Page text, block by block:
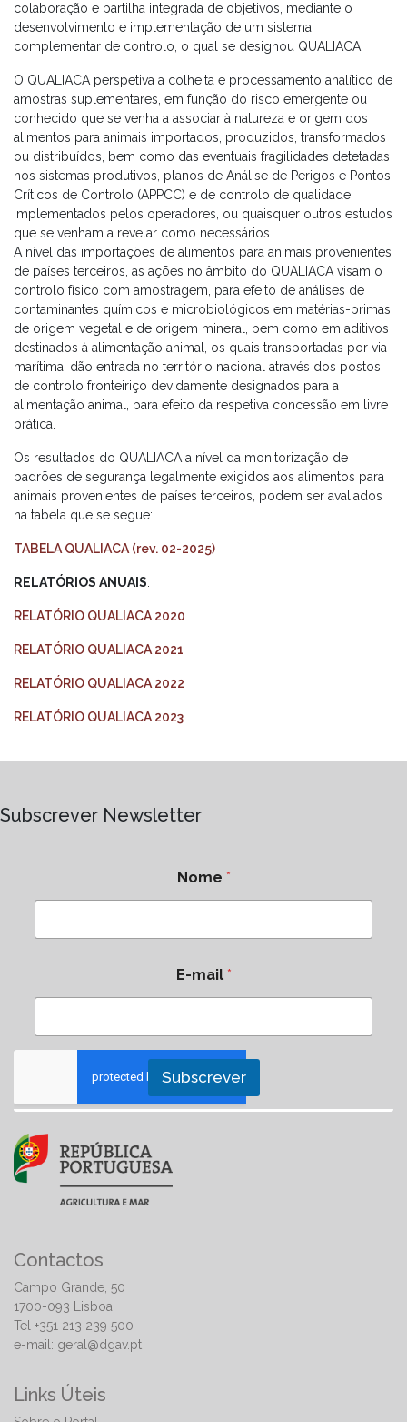
colaboração e partilha integrada de objetivos, mediante o
desenvolvimento e implementação de um sistema
complementar de controlo, o qual se designou QUALIACA.
O QUALIACA perspetiva a colheita e processamento analítico de
amostras suplementares, em função do risco emergente ou
conhecido que se venha a associar à natureza e origem dos
alimentos para animais importados, produzidos, transformados
ou distribuídos, bem como das eventuais fragilidades detetadas
nos sistemas produtivos, planos de Análise de Perigos e Pontos
Críticos de Controlo (APPCC) e de controlo de qualidade
implementados pelos operadores, ou quaisquer outros estudos
que se venham a revelar como necessários.
A nível das importações de alimentos para animais provenientes
de países terceiros, as ações no âmbito do QUALIACA visam o
controlo físico com amostragem, para efeito de análises de
contaminantes químicos e microbiológicos em matérias-primas
de origem vegetal e de origem mineral, bem como em aditivos
destinados à alimentação animal, os quais transportadas por via
marítima, dão entrada no território nacional através dos postos
de controlo fronteiriço devidamente designados para a
alimentação animal, para efeito da respetiva concessão em livre
prática.
Os resultados do QUALIACA a nível da monitorização de
padrões de segurança legalmente exigidos aos alimentos para
animais provenientes de países terceiros, podem ser avaliados
na tabela que se segue:
TABELA QUALIACA (rev. 02-2025)
RELATÓRIOS ANUAIS:
RELATÓRIO QUALIACA 2020
RELATÓRIO QUALIACA 2021
RELATÓRIO QUALIACA 2022
RELATÓRIO QUALIACA 2023
Subscrever Newsletter
Nome *
E-mail *
Subscrever
Contactos
Campo Grande, 50
1700-093 Lisboa
Tel +351 213 239 500
e-mail: geral@dgav.pt
Links Úteis